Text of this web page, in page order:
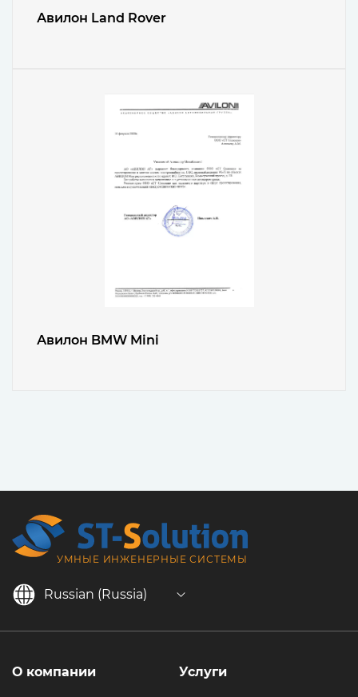
Авилон Land Rover
Авилон BMW Mini
УМНЫЕ ИНЖЕНЕРНЫЕ СИСТЕМЫ
Russian (Russia)
О компании Услуги